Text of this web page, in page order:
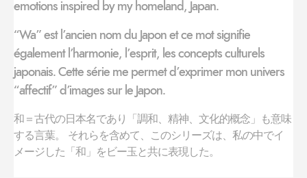
emotions inspired by my homeland, Japan.
“Wa” est l’ancien nom du Japon et ce mot signifie
également l’harmonie, l’esprit, les concepts culturels
japonais. Cette série me permet d’exprimer mon univers
“affectif” d’images sur le Japon.
和＝古代の日本名であり「調和、精神、文化的概念」も意味
する言葉。 それらを含めて、このシリーズは、私の中でイ
メージした「和」をビー玉と共に表現した。